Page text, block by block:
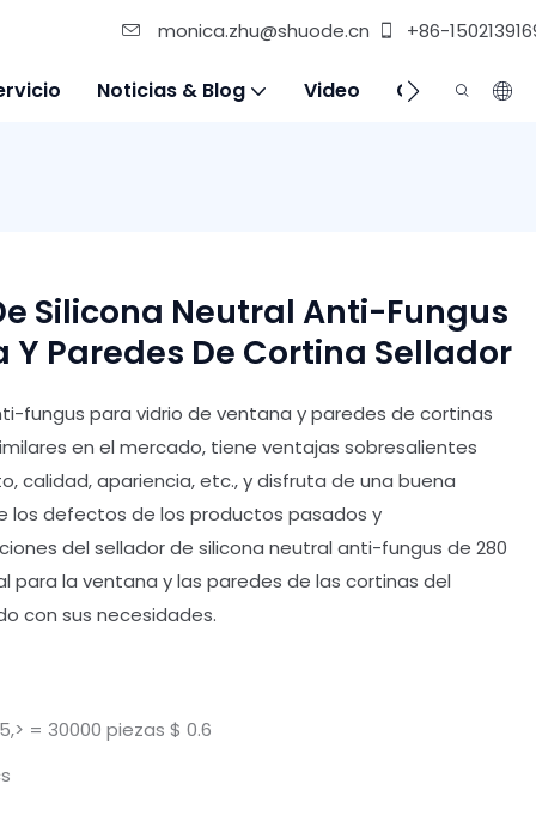
monica.zhu@shuode.cn +86-
Noticias & Blog Video Contáctenos
Silicona Neutral Anti-Fungus
Y Paredes De Cortina Sellador
fungus para vidrio de ventana y paredes de cortinas
en el mercado, tiene ventajas sobresalientes
calidad, apariencia, etc., y disfruta de una buena
los defectos de los productos pasados y
del sellador de silicona neutral anti-fungus de 280
para la ventana y las paredes de las cortinas del
con sus necesidades.
= 30000 piezas $ 0.6